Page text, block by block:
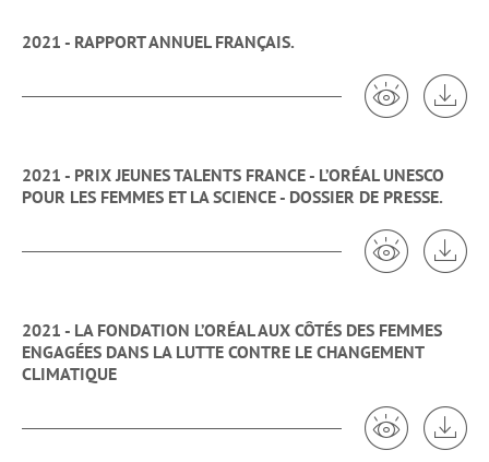
2021 - RAPPORT ANNUEL FRANÇAIS.
Voir 2021 -
2021 - PRIX JEUNES TALENTS FRANCE - L’ORÉAL UNESCO
POUR LES FEMMES ET LA SCIENCE - DOSSIER DE PRESSE.
Voir 2021 -
2021 - LA FONDATION L’ORÉAL AUX CÔTÉS DES FEMMES
ENGAGÉES DANS LA LUTTE CONTRE LE CHANGEMENT
CLIMATIQUE
Voir 2021 -